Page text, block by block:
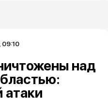
09:10
над
атаки